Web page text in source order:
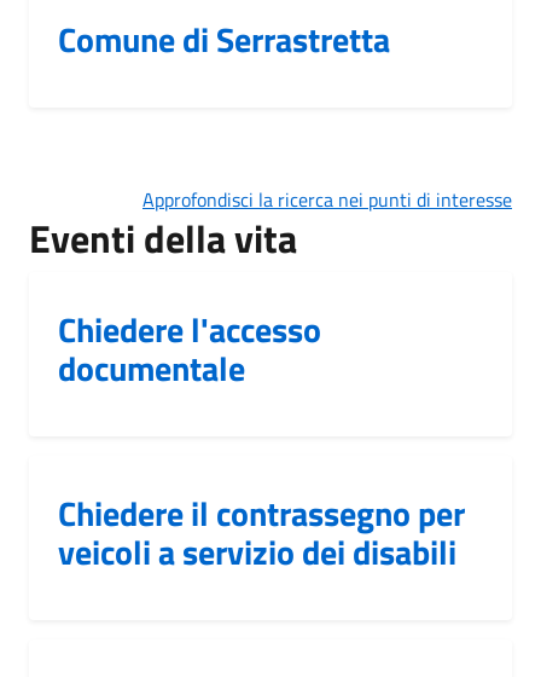
Comune di Serrastretta
Approfondisci la ricerca nei punti di interesse
Eventi della vita
Chiedere l'accesso
documentale
Chiedere il contrassegno per
veicoli a servizio dei disabili